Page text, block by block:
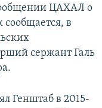
ЦАХАЛ о
сообщается, в
сержант Галь
Генштаб в 2015-